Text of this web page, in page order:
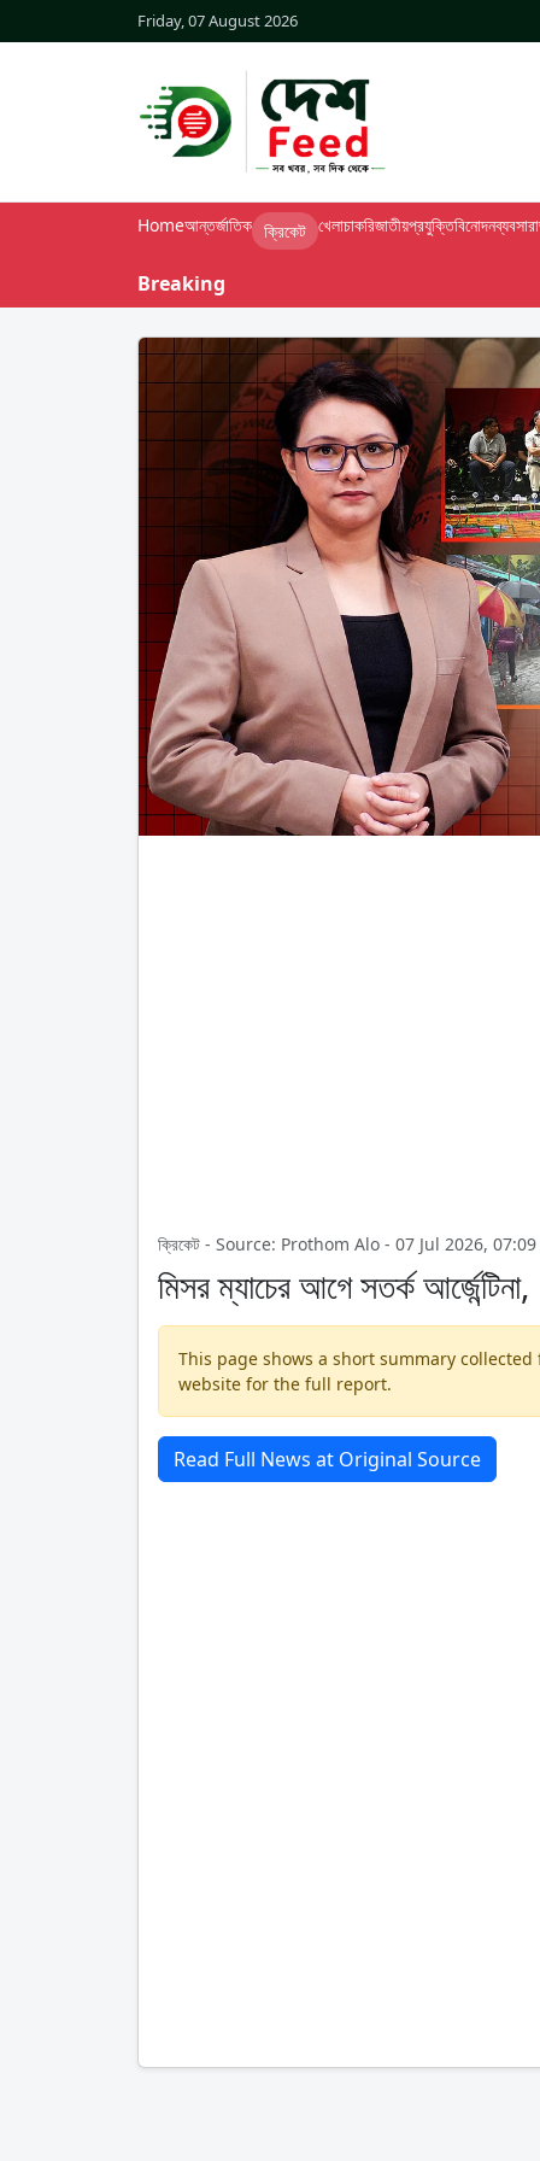
Friday, 07 August 2026
Homeআন্তর্জাতিক ক্রিকেট খেলাচাকরিজাতীয়প্রযুক্তিবিনোদনব্যবসা
Breaking
ক্রিকেট - Source: Prothom Alo - 07 Jul 2026,
মিসর ম্যাচের আগে সতর্ক
This page shows a short summary
website for the full report.
Read Full News at Original Source